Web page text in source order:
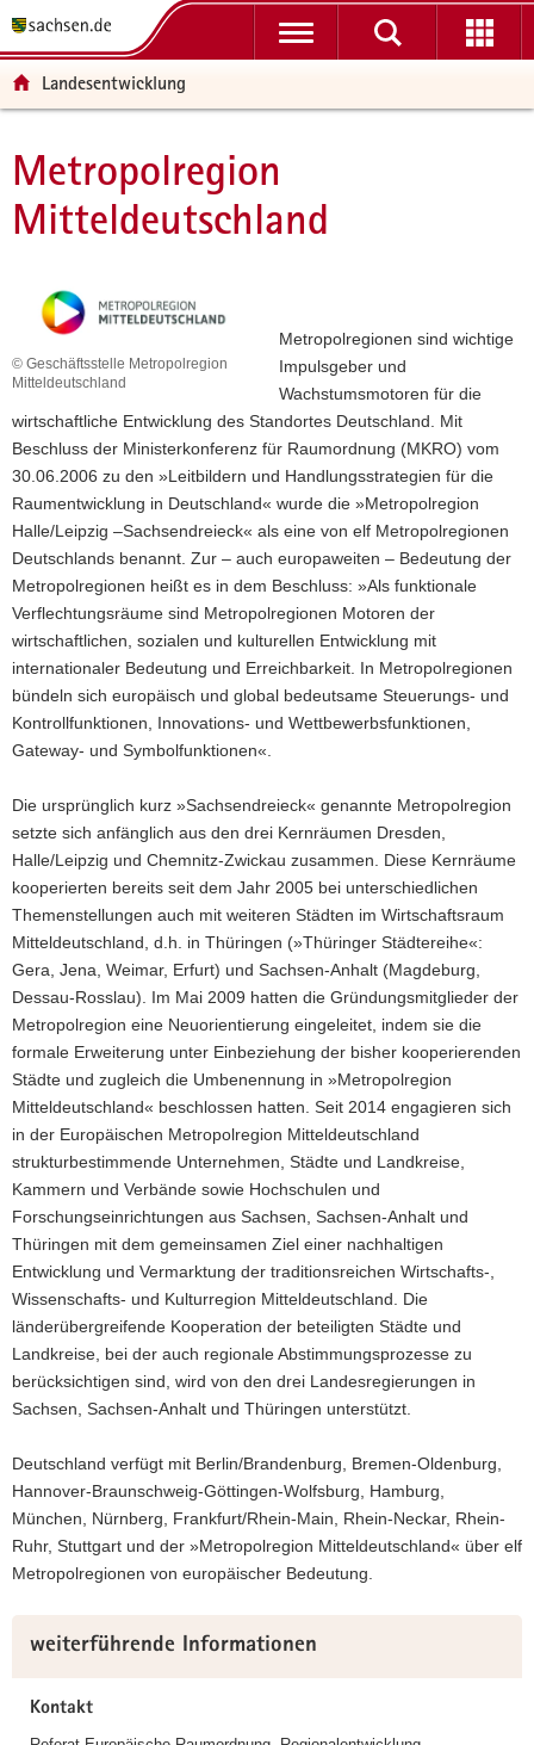
t
ü
b
e
e
n
d
e
N
a
v
i
g
a
t
i
o
t
n
a
v
n
p
n
h
a
t
e
I
n
a
i
o
n
t
-
B
e
h
Landesentwicklung
Hauptinhalt
Metropolregion
Mitteldeutschland
© Geschäftsstelle Metropolregion
Mitteldeutschland
Metropolregionen sind wichtige
Impulsgeber und
Wachstumsmotoren für die
wirtschaftliche Entwicklung des Standortes Deutschland. Mit
Beschluss der Ministerkonferenz für Raumordnung (MKRO) vom
30.06.2006 zu den »Leitbildern und Handlungsstrategien für die
Raumentwicklung in Deutschland« wurde die »Metropolregion
Halle/Leipzig –Sachsendreieck« als eine von elf Metropolregionen
Deutschlands benannt. Zur – auch europaweiten – Bedeutung der
Metropolregionen heißt es in dem Beschluss: »Als funktionale
Verflechtungsräume sind Metropolregionen Motoren der
wirtschaftlichen, sozialen und kulturellen Entwicklung mit
internationaler Bedeutung und Erreichbarkeit. In Metropolregionen
bündeln sich europäisch und global bedeutsame Steuerungs- und
Kontrollfunktionen, Innovations- und Wettbewerbsfunktionen,
Gateway- und Symbolfunktionen«.
Die ursprünglich kurz »Sachsendreieck« genannte Metropolregion
setzte sich anfänglich aus den drei Kernräumen Dresden,
Halle/Leipzig und Chemnitz-Zwickau zusammen. Diese Kernräume
kooperierten bereits seit dem Jahr 2005 bei unterschiedlichen
Themenstellungen auch mit weiteren Städten im Wirtschaftsraum
Mitteldeutschland, d.h. in Thüringen (»Thüringer Städtereihe«:
Gera, Jena, Weimar, Erfurt) und Sachsen-Anhalt (Magdeburg,
Dessau-Rosslau). Im Mai 2009 hatten die Gründungsmitglieder der
Metropolregion eine Neuorientierung eingeleitet, indem sie die
formale Erweiterung unter Einbeziehung der bisher kooperierenden
Städte und zugleich die Umbenennung in »Metropolregion
Mitteldeutschland« beschlossen hatten. Seit 2014 engagieren sich
in der Europäischen Metropolregion Mitteldeutschland
strukturbestimmende Unternehmen, Städte und Landkreise,
Kammern und Verbände sowie Hochschulen und
Forschungseinrichtungen aus Sachsen, Sachsen-Anhalt und
Thüringen mit dem gemeinsamen Ziel einer nachhaltigen
Entwicklung und Vermarktung der traditionsreichen Wirtschafts-,
Wissenschafts- und Kulturregion Mitteldeutschland. Die
länderübergreifende Kooperation der beteiligten Städte und
Landkreise, bei der auch regionale Abstimmungsprozesse zu
berücksichtigen sind, wird von den drei Landesregierungen in
Sachsen, Sachsen-Anhalt und Thüringen unterstützt.
Deutschland verfügt mit Berlin/Brandenburg, Bremen-Oldenburg,
Hannover-Braunschweig-Göttingen-Wolfsburg, Hamburg,
München, Nürnberg, Frankfurt/Rhein-Main, Rhein-Neckar, Rhein-
Ruhr, Stuttgart und der »Metropolregion Mitteldeutschland« über elf
Metropolregionen von europäischer Bedeutung.
Information
weiterführende Informationen
Kontakt